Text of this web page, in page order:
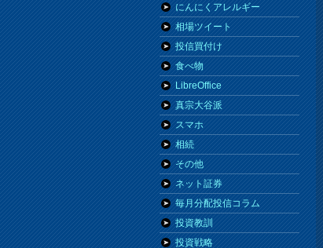
にんにくアレルギー
相場ツイート
投信買付け
食べ物
LibreOffice
真宗大谷派
スマホ
相続
その他
ネット証券
毎月分配投信コラム
投資教訓
投資戦略